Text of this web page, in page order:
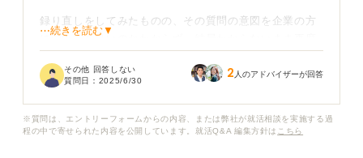
録り直しをしてみたものの、その質問の意図を企業の方
に聞いても良いのかわからず、結局わからないまま再度
した。
て回答しなければいけない場合、どのように対応すれば
⋯続きを読む▼
その他 回答しない
質問日： 2025/6/30 2 人のアドバイザーが回答
※質問は、エントリーフォームからの内容、または弊社が就活相談を実施する過
程の中で寄せられた内容を公開しています。就活Q&A 編集方針は こちら